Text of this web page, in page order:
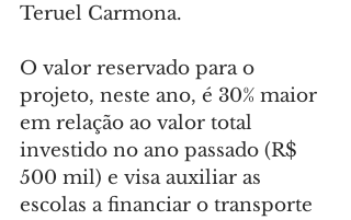
Teruel Carmona.
O valor reservado para o
projeto, neste ano, é 30% maior
em relação ao valor total
investido no ano passado (R$
500 mil) e visa auxiliar as
escolas a financiar o transporte